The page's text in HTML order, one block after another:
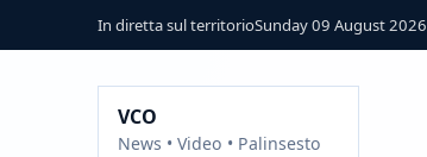
In diretta sul territorioSunday 09 August 2026
VCO
News • Video • Palinsesto